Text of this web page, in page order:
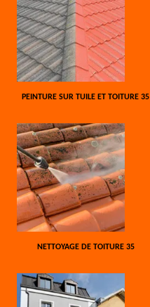
PEINTURE SUR TUILE ET TOITURE 35
NETTOYAGE DE TOITURE 35